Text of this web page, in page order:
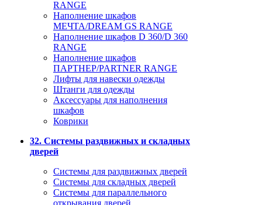
RANGE
Наполнение шкафов
МЕЧТА/DREAM GS RANGE
Наполнение шкафов D 360/D 360
RANGE
Наполнение шкафов
ПАРТНЕР/PARTNER RANGE
Лифты для навески одежды
Штанги для одежды
Аксессуары для наполнения
шкафов
Коврики
32. Системы раздвижных и складных
дверей
Системы для раздвижных дверей
Системы для складных дверей
Системы для параллельного
открывания дверей